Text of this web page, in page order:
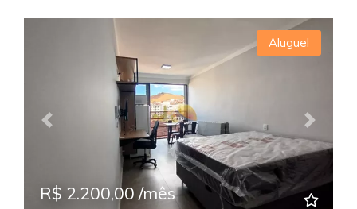
Previous Next
Aluguel
R$ 2.200,00 /mês